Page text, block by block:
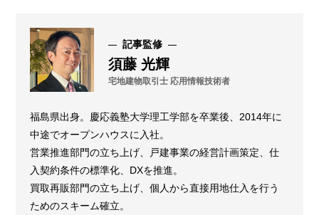
記事監修
須藤 光輝
宅地建物取引士 応用情報技術者
福島県出身。慶応義塾大学理工学部を卒業後、2014年に
中途でオープンハウスに入社。
営業推進部門の立ち上げ、戸建事業の経営計画策定、仕
入契約条件の標準化、DXを推進。
買取再販部門の立ち上げ、個人から直接用地仕入を行う
ためのスキーム確立。